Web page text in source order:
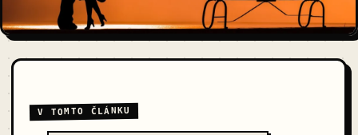
V TOMTO ČLÁNKU